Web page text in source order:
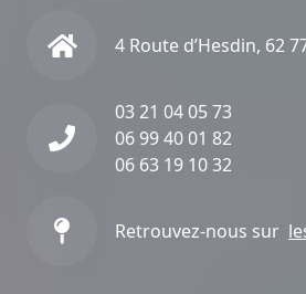
4 Route d’Hesdin, 62
03 21 04 05 73
06 99 40 01 82
06 63 19 10 32
Retrouvez-nous sur